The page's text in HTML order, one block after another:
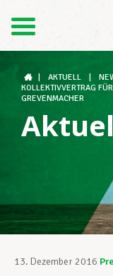
Der LCGB
AKTUELL
KOLLEKTIVVERTRAG
GREVENMACHER
13. Dezember 2016